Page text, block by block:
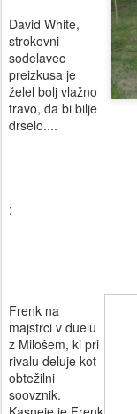
David White,
strokovni
sodelavec
preizkusa je
želel bolj vlažno
travo, da bi bilje
drselo....
:
Frenk na
majstrci v duelu
z Milošem, ki pri
rivalu deluje kot
obtežilni
soovznik.